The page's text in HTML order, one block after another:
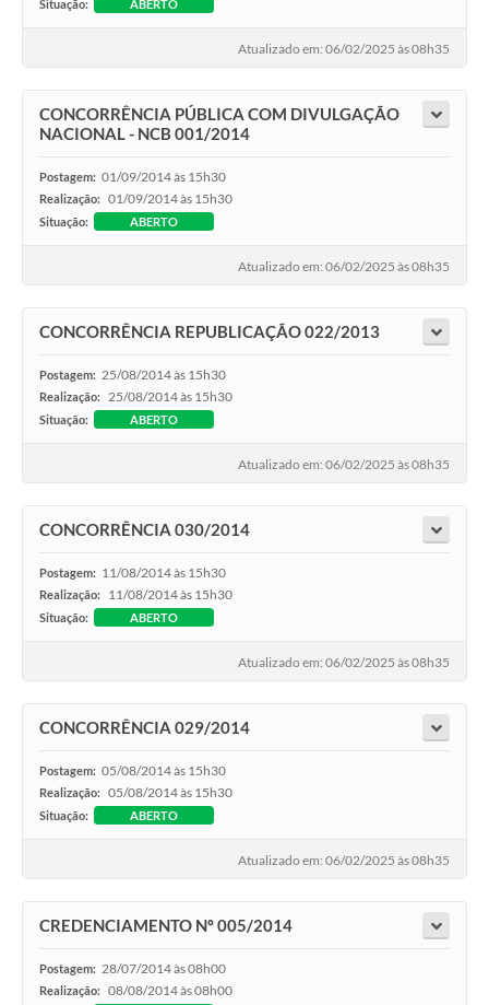
Situação: ABERTO
Atualizado em: 06/02/2025 às 08h35
CONCORRÊNCIA PÚBLICA COM DIVULGAÇÃO
NACIONAL - NCB 001/2014
Postagem: 01/09/2014 às 15h30
Realização: 01/09/2014 às 15h30
Situação: ABERTO
Atualizado em: 06/02/2025 às 08h35
CONCORRÊNCIA REPUBLICAÇÃO 022/2013
Postagem: 25/08/2014 às 15h30
Realização: 25/08/2014 às 15h30
Situação: ABERTO
Atualizado em: 06/02/2025 às 08h35
CONCORRÊNCIA 030/2014
Postagem: 11/08/2014 às 15h30
Realização: 11/08/2014 às 15h30
Situação: ABERTO
Atualizado em: 06/02/2025 às 08h35
CONCORRÊNCIA 029/2014
Postagem: 05/08/2014 às 15h30
Realização: 05/08/2014 às 15h30
Situação: ABERTO
Atualizado em: 06/02/2025 às 08h35
CREDENCIAMENTO Nº 005/2014
Postagem: 28/07/2014 às 08h00
Realização: 08/08/2014 às 08h00